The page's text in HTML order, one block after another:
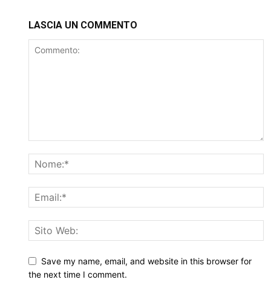
LASCIA UN COMMENTO
Save my name, email, and website in this browser for
the next time I comment.